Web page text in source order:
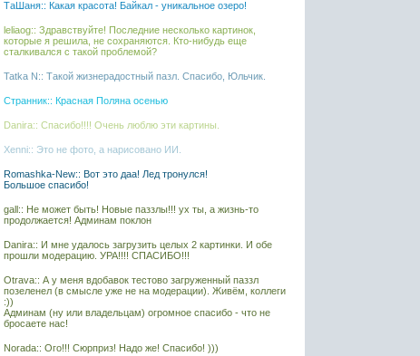
ТаШаня:: Какая красота! Байкал - уникальное озеро!
leliaog:: Здравствуйте! Последние несколько картинок,
которые я решила, не сохраняются. Кто-нибудь еще
сталкивался с такой проблемой?
Tatka N:: Такой жизнерадостный пазл. Спасибо, Юльчик.
Странник:: Красная Поляна осенью
Danira:: Спасибо!!!! Очень люблю эти картины.
Xenni:: Это не фото, а нарисовано ИИ.
Romashka-New:: Вот это даа! Лед тронулся!
Большое спасибо!
gall:: Не может быть! Новые паззлы!!! ух ты, а жизнь-то
продолжается! Админам поклон
Danira:: И мне удалось загрузить целых 2 картинки. И обе
прошли модерацию. УРА!!!! СПАСИБО!!!
Otrava:: А у меня вдобавок тестово загруженный паззл
позеленел (в смысле уже не на модерации). Живём, коллеги
:))
Админам (ну или владельцам) огромное спасибо - что не
бросаете нас!
Norada:: Ого!!! Сюрприз! Надо же! Спасибо! )))